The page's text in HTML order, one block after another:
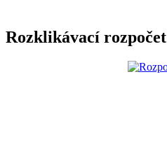
Rozklikávací rozpočet